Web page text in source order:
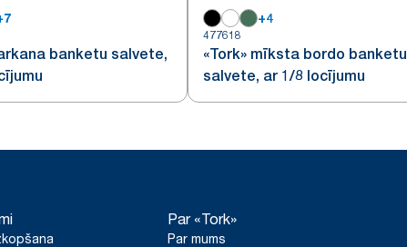
7
banketu salvete,
+4
477618
«Tork» mīksta bordo banketu
salvete, ar 1/8 locījumu
Par «Tork»
Par mums